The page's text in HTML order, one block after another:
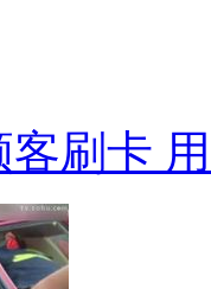
快给我来
口地铁站
客刷卡